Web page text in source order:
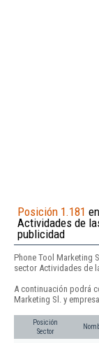
Posición 1.181
Actividades de
publicidad
Phone Tool Marketing
sector Actividades de
A continuación podrá
Marketing Sl. y
Posición
Sector